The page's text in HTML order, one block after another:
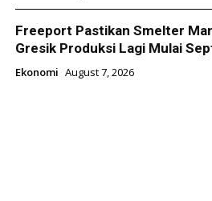
Freeport Pastikan Smelter
Gresik Produksi Lagi Mulai
Ekonomi August 7, 2026